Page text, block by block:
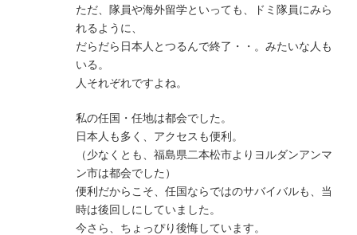
ただ、隊員や海外留学といっても、ドミ隊員にみら
れるように、
だらだら日本人とつるんで終了・・。みたいな人も
いる。
人それぞれですよね。
私の任国・任地は都会でした。
日本人も多く、アクセスも便利。
（少なくとも、福島県二本松市よりヨルダンアンマ
ン市は都会でした）
便利だからこそ、任国ならではのサバイバルも、当
時は後回しにしていました。
今さら、ちょっぴり後悔しています。